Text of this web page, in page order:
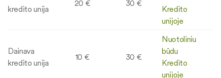
kredito unija
20 € 30 €
Kredito
unijoje
Dainava
kredito unija
10 € 30 €
Nuotoliniu
būdu
Kredito
unijoje